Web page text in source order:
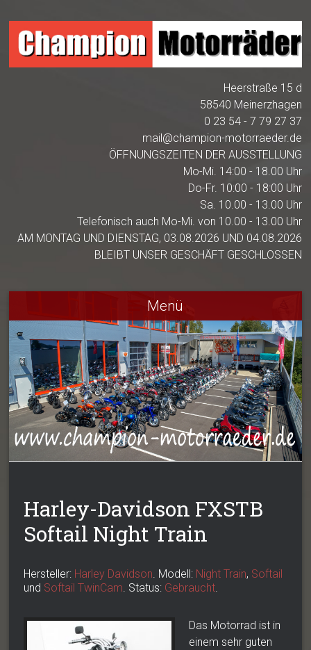
Heerstraße 15 d
58540 Meinerzhagen
0 23 54 - 7 79 27 37
mail@champion-motorraeder.de
ÖFFNUNGSZEITEN DER AUSSTELLUNG
Mo-Mi. 14:00 - 18.00 Uhr
Do-Fr. 10:00 - 18:00 Uhr
Sa. 10.00 - 13.00 Uhr
Telefonisch auch Mo-Mi. von 10.00 - 13.00 Uhr
AM MONTAG UND DIENSTAG, 03.08.2026 UND 04.08.2026
BLEIBT UNSER GESCHÄFT GESCHLOSSEN
Menü
Harley-Davidson FXSTB
Softail Night Train
Hersteller: Harley Davidson. Modell: Night Train, Softail
und Softail TwinCam. Status: Gebraucht.
Das Motorrad ist in
einem sehr guten